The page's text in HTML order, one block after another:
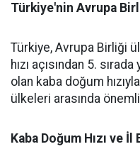
Türkiye'nin Avrupa
Türkiye, Avrupa Birliği
hızı açısından 5.
olan kaba doğum
ülkeleri arasında
Kaba Doğum Hızı ve İl